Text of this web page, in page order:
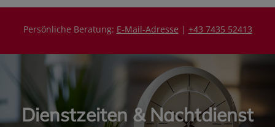
Persönliche Beratung: E-Mail-Adresse | +43 7435 52413
Dienstzeiten & Nachtdienst